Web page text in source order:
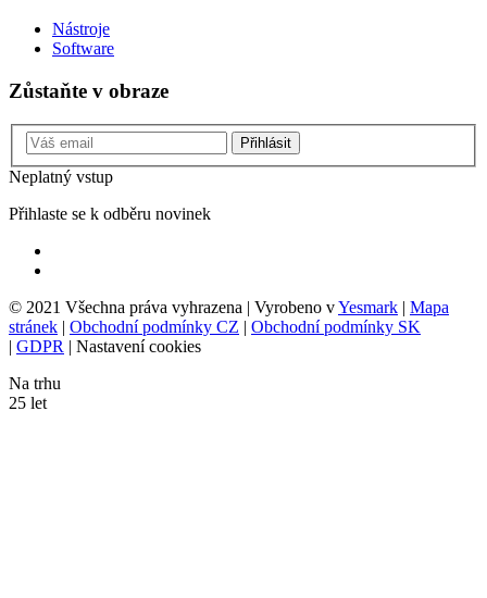
Nástroje
Software
Zůstaňte v obraze
Přihlásit
Neplatný vstup
Přihlaste se k odběru novinek
© 2021 Všechna práva vyhrazena | Vyrobeno vYesmark | Mapa
stránek | Obchodní podmínky CZ | Obchodní podmínky SK
| GDPR | Nastavení cookies
Na trhu
25 let